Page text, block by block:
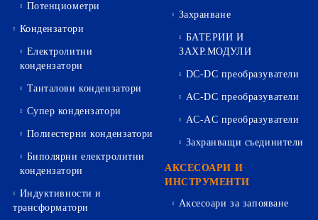
Потенциометри
Кондензатори
Електролитни
кондензатори
Танталови кондензатори
Супер кондензатори
Полиестерни кондензатори
Биполярни електролитни
кондензатори
Индуктивности и
трансформатори
Захранване
БАТЕРИИ И
ЗАХР.МОДУЛИ
DC-DC преобразуватели
AC-DC преобразуватели
AC-AC преобразуватели
Захранващи съединители
АКСЕСОАРИ И
ИНСТРУМЕНТИ
Аксесоари за запояване